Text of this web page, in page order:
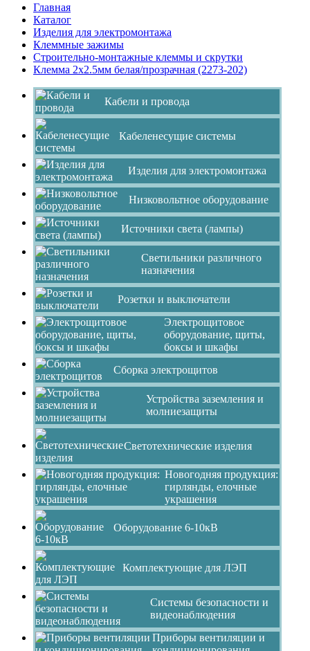
Главная
Каталог
Изделия для электромонтажа
Клеммные зажимы
Строительно-монтажные клеммы и скрутки
Клемма 2x2.5мм белая/прозрачная (2273-202)
Кабели и провода
Кабеленесущие системы
Изделия для электромонтажа
Низковольтное оборудование
Источники света (лампы)
Светильники различного
назначения
Розетки и выключатели
Электрощитовое
оборудование, щиты,
боксы и шкафы
Сборка электрощитов
Устройства заземления и
молниезащиты
Светотехнические изделия
Новогодняя продукция:
гирлянды, елочные
украшения
Оборудование 6-10кВ
Комплектующие для ЛЭП
Системы безопасности и
видеонаблюдения
Приборы вентиляции и